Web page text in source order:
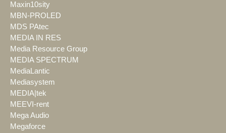
Maxin10sity
MBN-PROLED
MDS PAtec
MEDIA IN RES
Media Resource Group
MEDIA SPECTRUM
MediaLantic
Mediasystem
MEDIA|tek
MEEVI-rent
Mega Audio
Megaforce